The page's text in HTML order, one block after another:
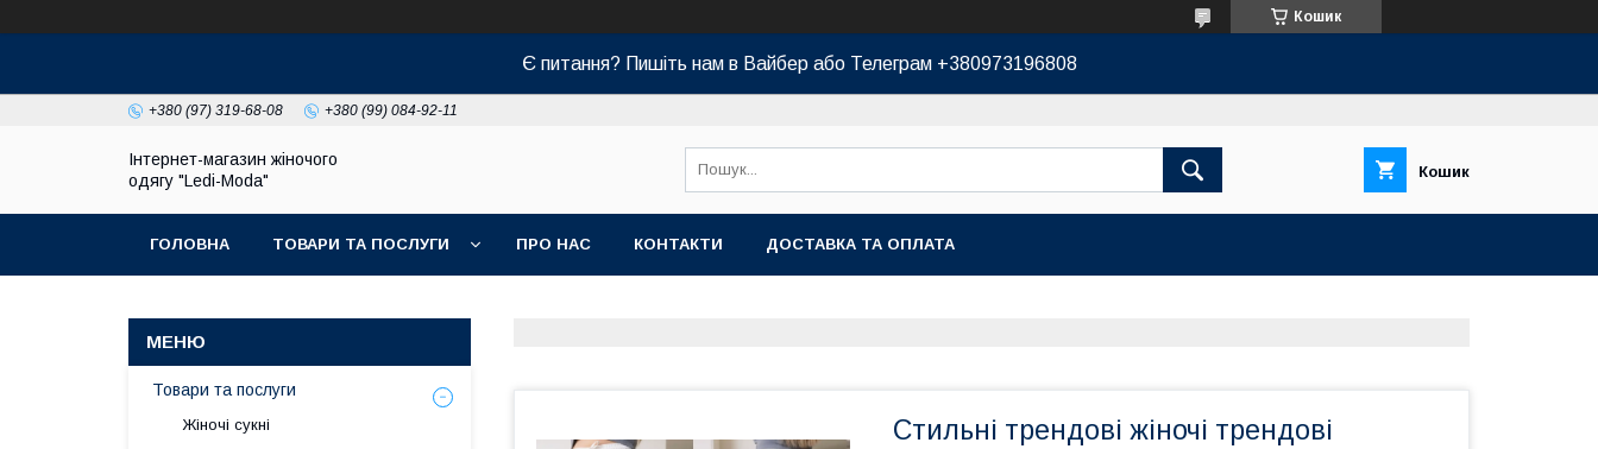
Кошик
Є питання? Пишіть нам в Вайбер або Телеграм +380973196808
+380 (97) 319-68-08 +380 (99) 084-92-11
Інтернет-магазин жіночого
одягу "Ledi-Moda"
Кошик
ГОЛОВНА ТОВАРИ ТА ПОСЛУГИ ПРО НАС КОНТАКТИ ДОСТАВКА ТА ОПЛАТА
Стильні трендові жіночі трендові
Товари та послуги
Жіночі сукні